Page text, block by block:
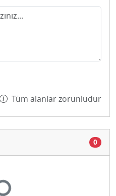
Tüm alanlar zorunludur
0
Yükleniyor...